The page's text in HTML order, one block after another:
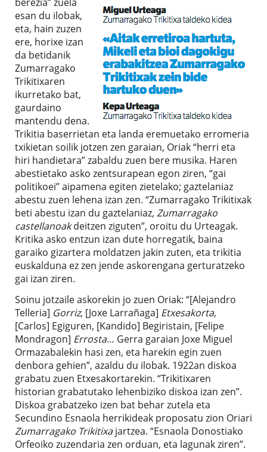
esan du ilobak,
eta, hain zuzen
ere, horixe izan
da betidanik
Zumarragako
Trikitixaren
ikurretako bat,
gaurdaino
mantendu dena.
Trikitia baserrietan eta landa eremuetako erromeria
txikietan soilik jotzen zen garaian, Oriak “herri eta
hiri handietara” zabaldu zuen bere musika. Haren
abestietako asko zentsurapean egon ziren, “gai
politikoei” aipamena egiten zietelako; gaztelaniaz
abestu zuen lehena izan zen. “Zumarragako Trikitixak
beti abestu izan du gaztelaniaz, Zumarragako
castellanoakdeitzen ziguten”, oroitu du Urteagak.
Kritika asko entzun izan dute horregatik, baina
garaiko gizartera moldatzen jakin zuten, eta trikitia
euskalduna ez zen jende askorengana gerturatzeko
gai izan ziren.
Soinu jotzaile askorekin jo zuen Oriak: “[Alejandro
Telleria] Gorriz, [Joxe Larrañaga] Etxesakorta,
[Carlos] Egiguren, [Kandido] Begiristain, [Felipe
Mondragon] Errosta… Gerra garaian Joxe Miguel
Ormazabalekin hasi zen, eta harekin egin zuen
denbora gehien”, azaldu du ilobak. 1922an diskoa
grabatu zuen Etxesakortarekin. “Trikitixaren
historian grabatutako lehenbiziko diskoa izan zen”.
Diskoa grabatzeko izen bat behar zutela eta
Secundino Esnaola herrikideak proposatu zion Oriari
Zumarragako Trikitixajartzea. “Esnaola Donostiako
Orfeoiko zuzendaria zen orduan, eta lagunak ziren”.